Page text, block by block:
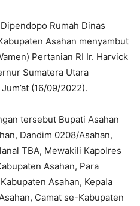
Rumah Dinas
Asahan menyambut
Pertanian RI Ir. Harvick
Sumatera Utara
(16/09/2022).
tersebut Bupati Asahan
Dandim 0208/Asahan,
TBA, Mewakili Kapolres
Asahan, Para
Asahan, Kepala
Camat se-Kabupaten